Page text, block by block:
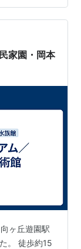
わけだ。汗
み込みまく
農具は、
…家園・岡本
ヶ丘遊園駅
。 徒歩約15